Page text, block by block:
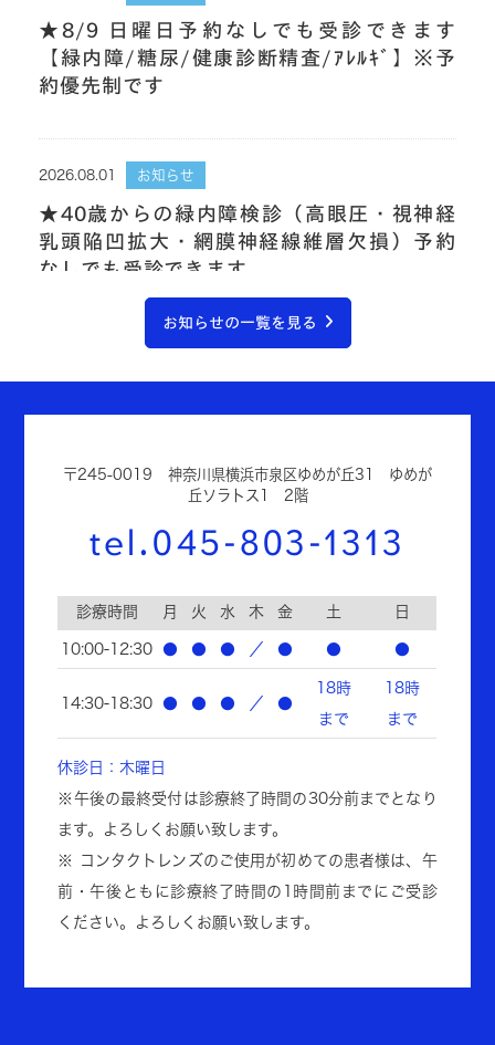
お知らせの一覧を見る
★8/9 日曜日予約なしでも受診できます
【緑内障/糖尿/健康診断精査/ｱﾚﾙｷﾞ】※予
約優先制です
2026.08.01 お知らせ
★40歳からの緑内障検診（高眼圧・視神経
乳頭陥凹拡大・網膜神経線維層欠損）予約
なしでも受診できます
2026.08.01 お知らせ
ルギー 目薬/点鼻/飲み薬：予約なしで
も受診できます
★75歳からの白内障検診（診察・予防・治
療・日帰り手術）予約なしでも受診できま
〒245-0019
神奈川県横浜市泉区ゆめが丘31 ゆめが
丘ソラトス1 2階
tel.045-803-1313
診療時間 月 火 水 木 金 土 日
10:00-12:30 ● ● ● ／ ● ● ●
14:30-18:30 ● ● ● ／ ●
18時
まで
18時
まで
休診日：木曜日
※午後の最終受付は診療終了時間の30分前までとなり
ます。よろしくお願い致します。
※ コンタクトレンズのご使用が初めての患者様は、午
前・午後ともに診療終了時間の1時間前までにご受診
ください。よろしくお願い致します。